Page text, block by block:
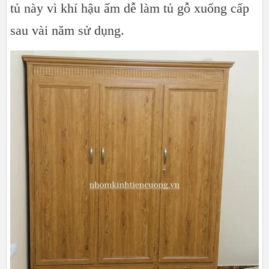
tủ này vì khí hậu ẩm dễ làm tủ gỗ xuống cấp
sau vài năm sử dụng.